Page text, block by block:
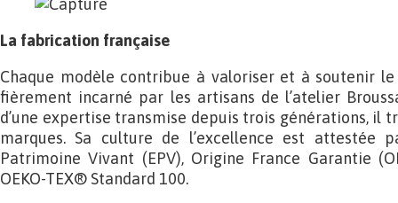
La fabrication française
Chaque modèle contribue à valoriser et à soutenir
fièrement incarné par les artisans de l’atelier
d’une expertise transmise depuis trois générations, il
marques. Sa culture de l’excellence est attestée
Patrimoine Vivant (EPV), Origine France Garantie
OEKO-TEX® Standard 100.